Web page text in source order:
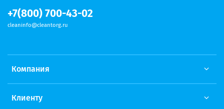
Компания
Клиенту
+7(800) 700-43-02
cleaninfo@cleantorg.ru